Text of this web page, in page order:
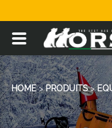
HOME>PRODUITS>